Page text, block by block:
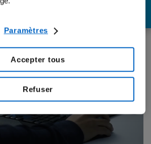
Play
Paramètres
Refuser
Accepter tous